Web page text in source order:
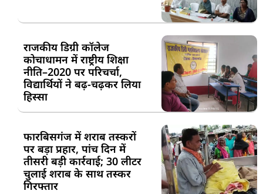
राजकीय डिग्री कॉलेज
कोचाधामन में राष्ट्रीय शिक्षा
नीति–2020 पर परिचर्चा,
विद्यार्थियों ने बढ़-चढ़कर लिया
हिस्सा
फारबिसगंज में शराब तस्करों
पर बड़ा प्रहार, पांच दिन में
तीसरी बड़ी कार्रवाई; 30 लीटर
चुलाई शराब के साथ तस्कर
गिरफ्तार